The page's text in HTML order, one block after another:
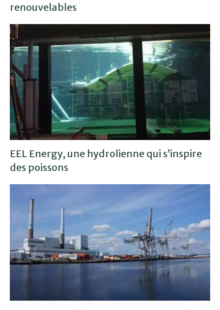
renouvelables
EEL Energy, une hydrolienne qui s’inspire
des poissons